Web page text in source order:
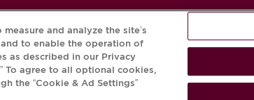
POUR LA SANTÉ, À
© Krug 2026
and analyze the site’s
to enable the operation of
as described in our Privacy
To agree to all optional cookies,
the “Cookie & Ad Settings”